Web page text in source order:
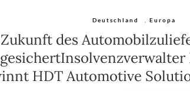
Deutschland Europa
Zukunft des
gesichertInsolvenzverwalter
HDT Automotive